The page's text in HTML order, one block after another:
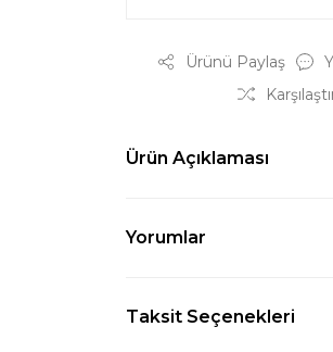
Ürünü Paylaş
Ürün Açıklaması
Yorumlar
Taksit Seçenekleri